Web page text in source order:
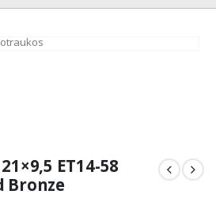
ET14-58
Bronze